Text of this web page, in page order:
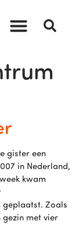
gister een
in Nederland,
kwam
geplaatst. Zoals
met vier